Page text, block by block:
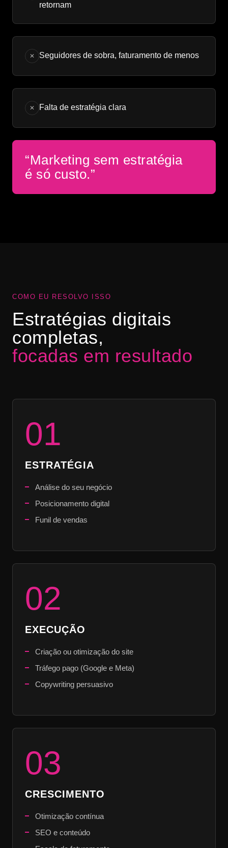
retornam
✕ Seguidores de sobra, faturamento de menos
✕ Falta de estratégia clara
“Marketing sem estratégia
é só custo.”
COMO EU RESOLVO ISSO
Estratégias digitais
completas,
focadas em resultado
01
ESTRATÉGIA
Análise do seu negócio
Posicionamento digital
Funil de vendas
02
EXECUÇÃO
Criação ou otimização do site
Tráfego pago (Google e Meta)
Copywriting persuasivo
03
CRESCIMENTO
Otimização contínua
SEO e conteúdo